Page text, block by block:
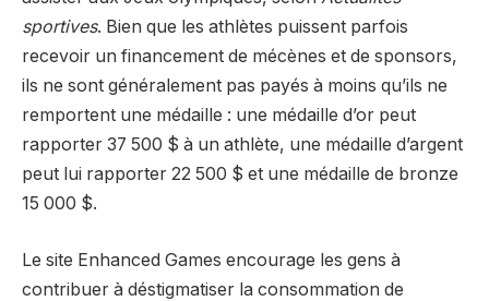
sportives. Bien que les athlètes puissent parfois
recevoir un financement de mécènes et de sponsors,
ils ne sont généralement pas payés à moins qu’ils ne
remportent une médaille : une médaille d’or peut
rapporter 37 500 $ à un athlète, une médaille d’argent
peut lui rapporter 22 500 $ et une médaille de bronze
15 000 $.
Le site Enhanced Games encourage les gens à
contribuer à déstigmatiser la consommation de